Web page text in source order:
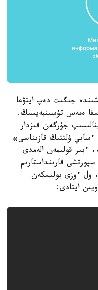
جىگىت دەپ ايتۋعا
ەمەس تۇسىنبەيسىڭ.
جۇرگەن قىزدار
ۇلتتىڭ قازىناسى»
ءبىر قولىمەن الەمدى
قارىنداستارىم
ءوزى بولىسكەن
ايتادى: